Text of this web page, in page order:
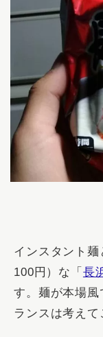
インスタント
100円）な「 長
す。麺が本場
ランスは考えて